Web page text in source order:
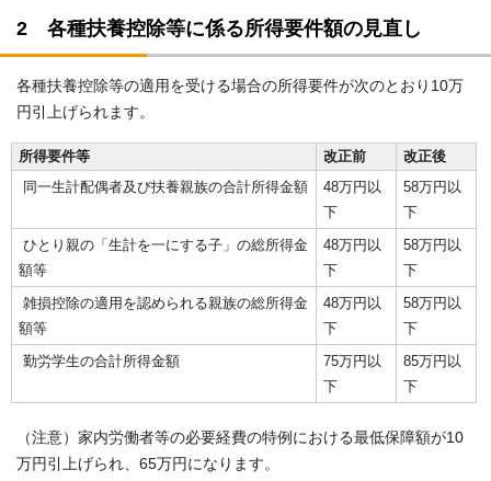
2 各種扶養控除等に係る所得要件額の見直し
各種扶養控除等の適用を受ける場合の所得要件が次のとおり10万
円引上げられます。
所得要件等 改正前
改正後
同一生計配偶者及び扶養親族の合計所得金額
48万円以
下
58万円以
下
ひとり親の「生計を一にする子」の総所得金
額等
48万円以
下
58万円以
下
雑損控除の適用を認められる親族の総所得金
額等
48万円以
下
58万円以
下
勤労学生の合計所得金額
75万円以
下
85万円以
下
（注意）家内労働者等の必要経費の特例における最低保障額が10
万円引上げられ、65万円になります。